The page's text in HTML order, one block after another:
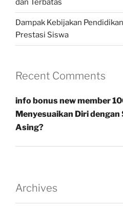
dan Terbatas
Dampak Kebijakan
Prestasi Siswa
Recent Comments
info bonus new member
Menyesuaikan Diri
Asing?
Archives